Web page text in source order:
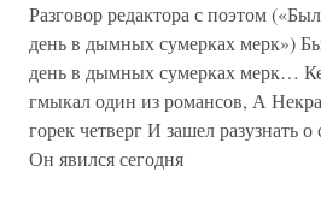
Разговор редактора с поэтом
день в дымных сумерках мерк»)
день в дымных сумерках мерк…
гмыкал один из романсов, А
горек четверг И зашел разузнать о
Он явился сегодня